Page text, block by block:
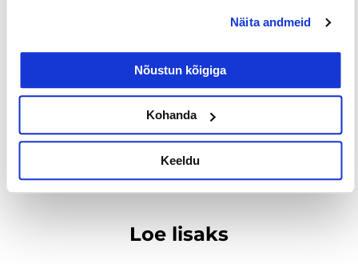
Näita andmeid
Nõustun kõigiga
Kohanda
Keeldu
Prev
Loe lisaks